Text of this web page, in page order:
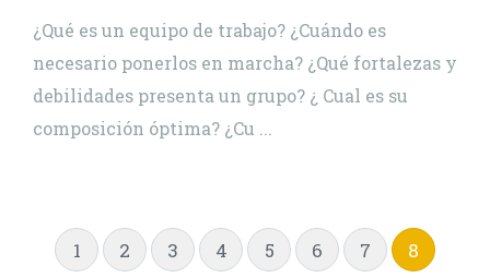
¿Qué es un equipo de trabajo? ¿Cuándo es
necesario ponerlos en marcha? ¿Qué fortalezas y
debilidades presenta un grupo? ¿ Cual es su
composición óptima? ¿Cu ...
1 2 3 4 5 6 7 8